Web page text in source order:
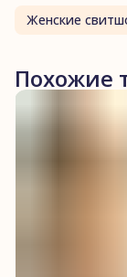
Женские
Похожие